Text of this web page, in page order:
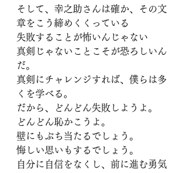
そして、幸之助さんは確か、その文
章をこう締めくくっている
失敗することが怖いんじゃない
真剣じゃないことこそが恐ろしいん
だ。
真剣にチャレンジすれば、僕らは多
くを学べる。
だから、どんどん失敗しようよ。
どんどん恥かこうよ。
壁にもぶち当たるでしょう。
悔しい思いもするでしょう。
自分に自信をなくし、前に進む勇気